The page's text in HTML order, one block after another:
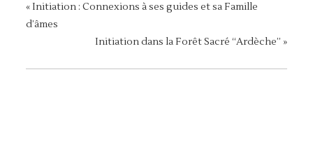
«Initiation : Connexions à ses guides et sa Famille
d’âmes
Initiation dans la Forêt Sacré “Ardèche” »